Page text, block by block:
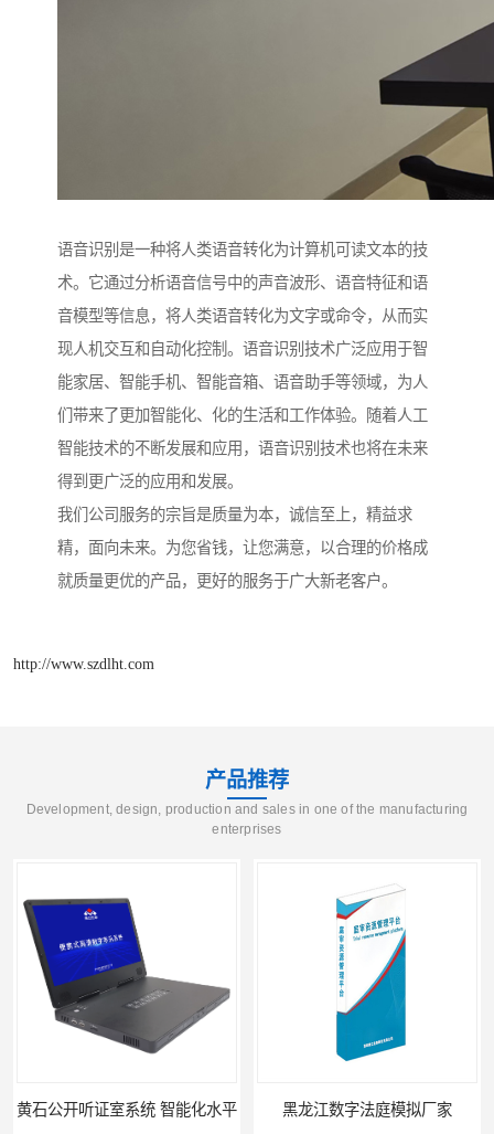
语音识别是一种将人类语音转化为计算机可读文本的技
术。它通过分析语音信号中的声音波形、语音特征和语
音模型等信息，将人类语音转化为文字或命令，从而实
现人机交互和自动化控制。语音识别技术广泛应用于智
能家居、智能手机、智能音箱、语音助手等领域，为人
们带来了更加智能化、化的生活和工作体验。随着人工
智能技术的不断发展和应用，语音识别技术也将在未来
得到更广泛的应用和发展。
我们公司服务的宗旨是质量为本，诚信至上，精益求
精，面向未来。为您省钱，让您满意，以合理的价格成
就质量更优的产品，更好的服务于广大新老客户。
http://www.szdlht.com
产品推荐
Development, design, production and sales in one of the manufacturing
enterprises
黑龙江数字法庭模拟厂家